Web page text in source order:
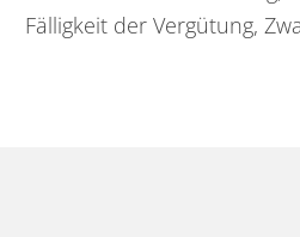
Fälligkeit der Vergütung,